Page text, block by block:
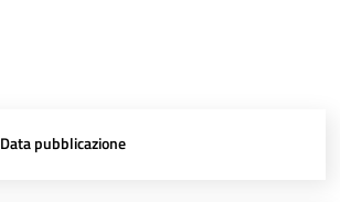
Data pubblicazione